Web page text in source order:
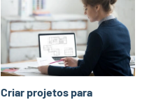
Criar projetos para